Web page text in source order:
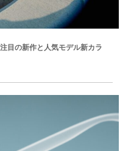
目の新作と人気モデル新カラ